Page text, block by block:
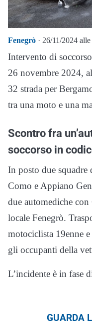
Fenegrò · 26/11/2024
Intervento di
26 novembre 2024,
32 strada per
tra una moto e una
Scontro fra
soccorso in
In posto due
Como e Appiano
due automediche
locale Fenegrò.
motociclista 19enne
gli occupanti della
L’incidente è in fase
GUARDA